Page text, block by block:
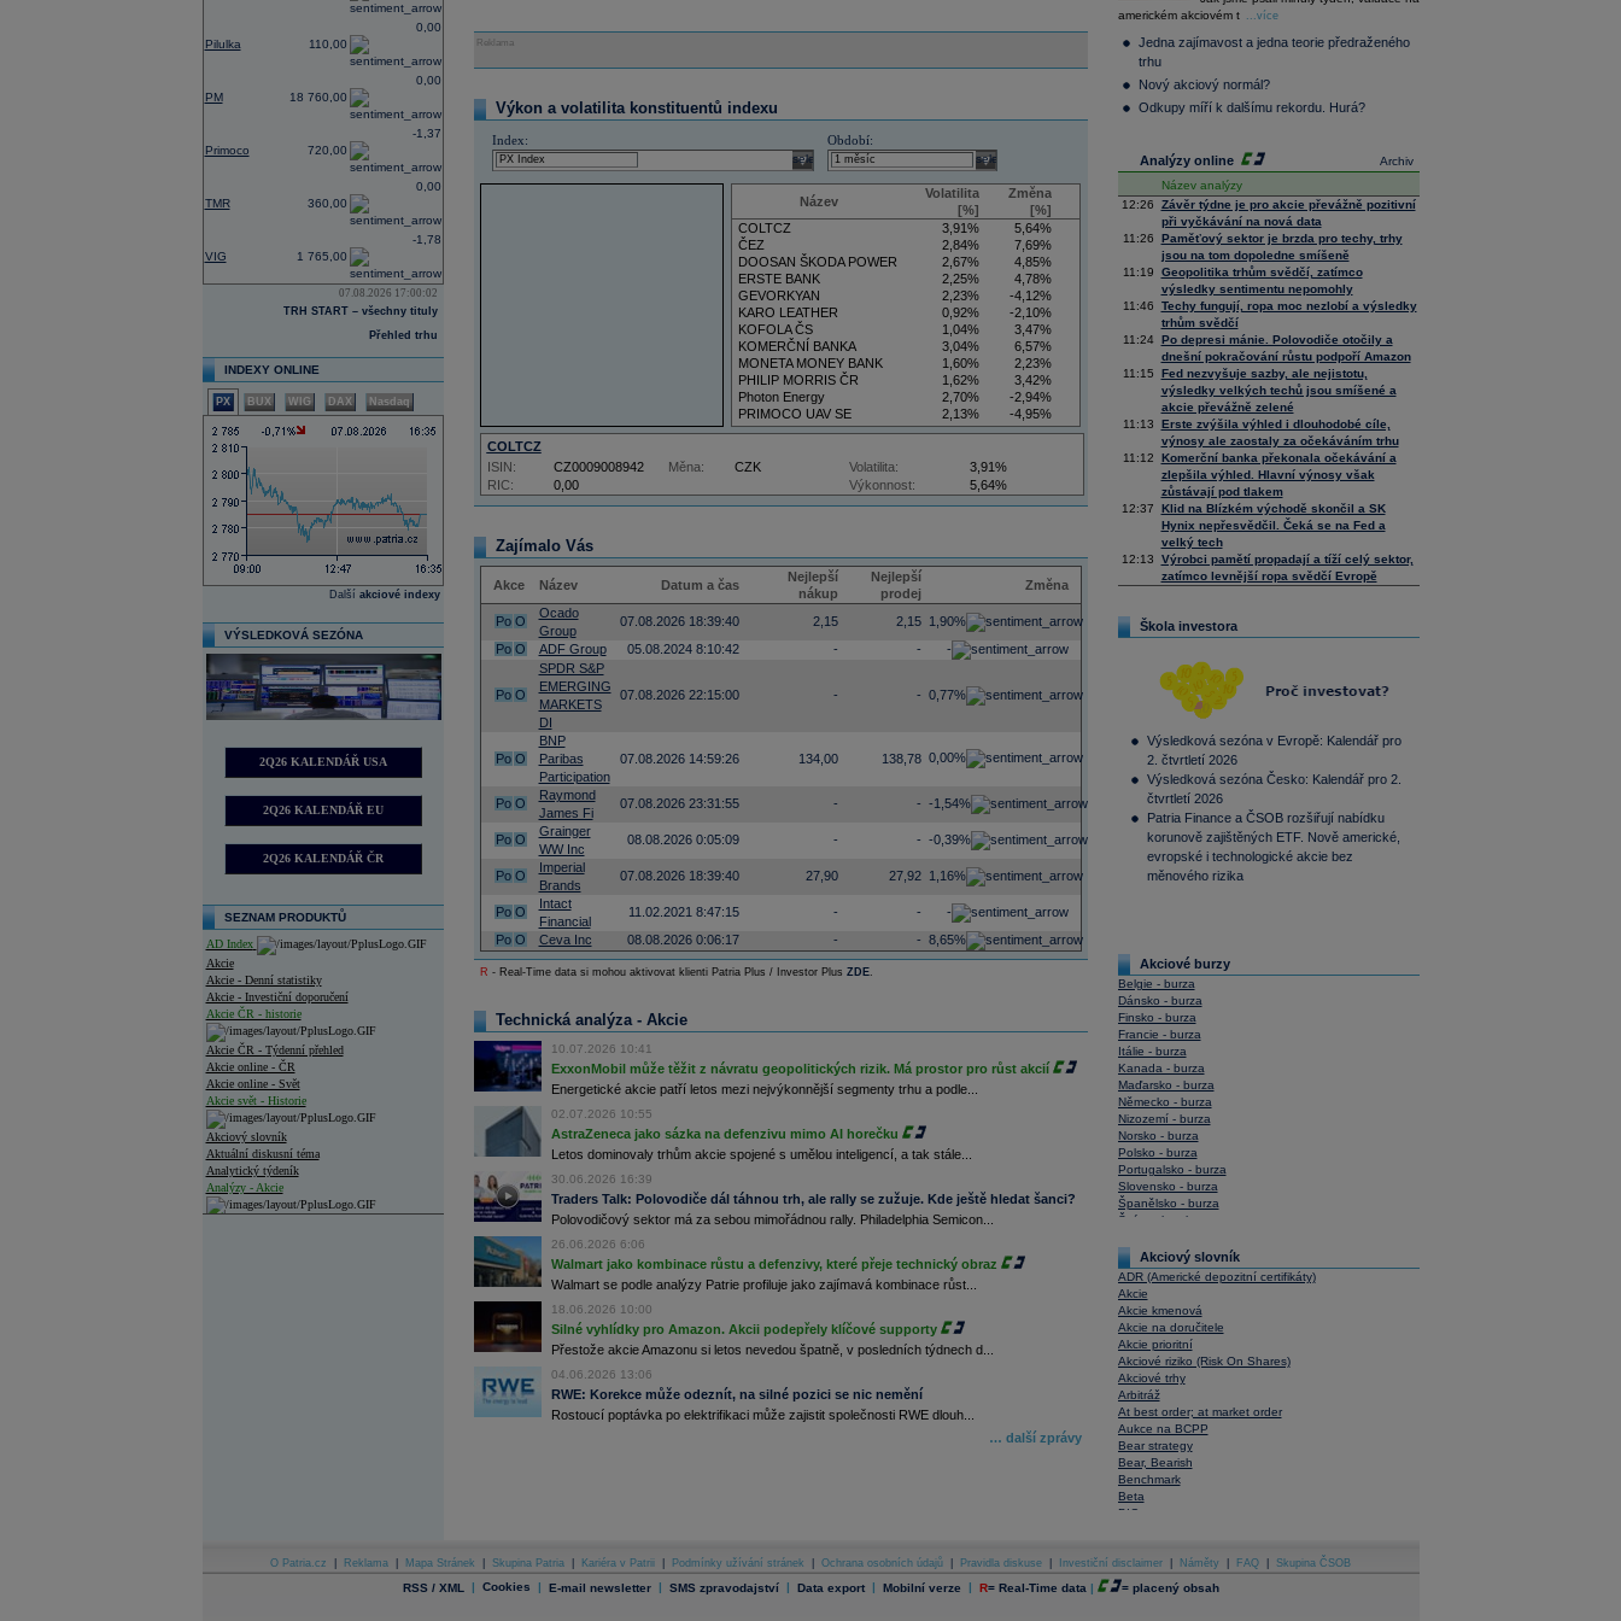
Pilulka 110,00
0,00
PM 18 760,00
0,00
Primoco 720,00
-1,37
TMR 360,00
0,00
VIG 1 765,00
-1,78
07.08.2026 17:00:02
TRH START – všechny tituly
Přehled trhu
INDEXY ONLINE
PX BUX WIG DAX Nasdaq
Další akciové indexy
VÝSLEDKOVÁ SEZÓNA
2Q26 KALENDÁŘ USA
2Q26 KALENDÁŘ EU
2Q26 KALENDÁŘ ČR
SEZNAM PRODUKTŮ
AD Index
Akcie
Akcie - Denní statistiky
Akcie - Investiční doporučení
Akcie ČR - historie
Akcie ČR - Týdenní přehled
Akcie online - ČR
Akcie online - Svět
Akcie svět - Historie
Akciový slovník
Aktuální diskusní téma
Analytický týdeník
Analýzy - Akcie
Archiv - Měsíční makroekonomické přehledy
Reklama
Výkon a volatilita konstituentů indexu
Index:
select
Období:
select
Název
Volatilita
[%]
Změna
[%]
COLTCZ
3,91%
5,64%
ČEZ
2,84%
7,69%
DOOSAN ŠKODA POWER
2,67%
4,85%
ERSTE BANK
2,25%
4,78%
GEVORKYAN
2,23%
-4,12%
KARO LEATHER
0,92%
-2,10%
KOFOLA ČS
1,04%
3,47%
KOMERČNÍ BANKA
3,04%
6,57%
MONETA MONEY BANK
1,60%
2,23%
PHILIP MORRIS ČR
1,62%
3,42%
Photon Energy
2,70%
-2,94%
PRIMOCO UAV SE
2,13%
-4,95%
VIG
4,09%
11,61%
COLTCZ
RIC: 0,00
ISIN: CZ0009008942 Měna: CZK Volatilita:
3,91%
Výkonnost:
5,64%
Zajímalo Vás
Akce Název Datum a čas
Nejlepší
nákup
Nejlepší
prodej
Změna
Po O
Ocado
Group
07.08.2026 18:39:40 2,15 2,15
1,90%
Po O ADF Group 05.08.2024 8:10:42 - - -
Po O
SPDR S&P
EMERGING
MARKETS
DI
07.08.2026 22:15:00 - - 0,77%
Po O
BNP
Paribas
Participation
07.08.2026 14:59:26 134,00 138,78 0,00%
Po O
Raymond
James Fi
07.08.2026 23:31:55 - - -1,54%
Po O
Grainger
WW Inc
08.08.2026 0:05:09 - - -0,39%
Po O
Imperial
Brands
07.08.2026 18:39:40 27,90 27,92 1,16%
Po O
Intact
Financial
11.02.2021 8:47:15 - -
-
Po O Ceva Inc 08.08.2026 0:06:17 - - 8,65%
R - Real-Time data si mohou aktivovat klienti Patria Plus / Investor Plus ZDE.
Technická analýza - Akcie
10.07.2026 10:41
ExxonMobil může těžit z návratu geopolitických rizik. Má prostor pro růst akcií
Energetické akcie patří letos mezi nejvýkonnější segmenty trhu a podle...
02.07.2026 10:55
AstraZeneca jako sázka na defenzivu mimo AI horečku
Letos dominovaly trhům akcie spojené s umělou inteligencí, a tak stále...
30.06.2026 16:39
Traders Talk: Polovodiče dál táhnou trh, ale rally se zužuje. Kde ještě hledat šanci?
Polovodičový sektor má za sebou mimořádnou rally. Philadelphia Semicon...
26.06.2026 6:06
Walmart jako kombinace růstu a defenzivy, které přeje technický obraz
Walmart se podle analýzy Patrie profiluje jako zajímavá kombinace růst...
18.06.2026 10:00
Silné vyhlídky pro Amazon. Akcii podepřely klíčové supporty
Přestože akcie Amazonu si letos nevedou špatně, v posledních týdnech d...
04.06.2026 13:06
RWE: Korekce může odeznít, na silné pozici se nic nemění
Rostoucí poptávka po elektrifikaci může zajistit společnosti RWE dlouh...
… další zprávy
Composite
36 376,54 0,66
Tecdax
Performance
index
4 068,78
americkém akciovém t
...více
Jedna zajímavost a jedna teorie předraženého
trhu
Nový akciový normál?
Odkupy míří k dalšímu rekordu. Hurá?
Archiv
Analýzy online
Název analýzy
12:26
Závěr týdne je pro akcie převážně pozitivní
při vyčkávání na nová data
11:26
Paměťový sektor je brzda pro techy, trhy
jsou na tom dopoledne smíšeně
11:19
Geopolitika trhům svědčí, zatímco
výsledky sentimentu nepomohly
11:46
Techy fungují, ropa moc nezlobí a výsledky
trhům svědčí
11:24
Po depresi mánie. Polovodiče otočily a
dnešní pokračování růstu podpoří Amazon
11:15
Fed nezvyšuje sazby, ale nejistotu,
výsledky velkých techů jsou smíšené a
akcie převážně zelené
11:13
Erste zvýšila výhled i dlouhodobé cíle,
výnosy ale zaostaly za očekáváním trhu
11:12
Komerční banka překonala očekávání a
zlepšila výhled. Hlavní výnosy však
zůstávají pod tlakem
12:37
Klid na Blízkém východě skončil a SK
Hynix nepřesvědčil. Čeká se na Fed a
velký tech
12:13
Výrobci pamětí propadají a tíží celý sektor,
zatímco levnější ropa svědčí Evropě
Škola investora
Výsledková sezóna v Evropě: Kalendář pro
2. čtvrtletí 2026
Výsledková sezóna Česko: Kalendář pro 2.
čtvrtletí 2026
Patria Finance a ČSOB rozšiřují nabídku
korunově zajištěných ETF. Nově americké,
evropské i technologické akcie bez
měnového rizika
Akciové burzy
Belgie - burza
Dánsko - burza
Finsko - burza
Francie - burza
Itálie - burza
Kanada - burza
Maďarsko - burza
Německo - burza
Nizozemí - burza
Norsko - burza
Polsko - burza
Portugalsko - burza
Slovensko - burza
Španělsko - burza
Švýcarsko - burza
Akciový slovník
ADR (Americké depozitní certifikáty)
Akcie
Akcie kmenová
Akcie na doručitele
Akcie prioritní
Akciové riziko (Risk On Shares)
Akciové trhy
Arbitráž
At best order; at market order
Aukce na BCPP
Bear strategy
Bear, Bearish
Benchmark
Beta
BIC
Bonita
Book To Bill Ratio
Book Value
O Patria.cz Reklama Mapa Stránek Skupina Patria Kariéra v Patrii Podmínky užívání stránek Ochrana osobních údajů Pravidla diskuse Investiční disclaimer Náměty FAQ Skupina ČSOB
RSS / XML | Cookies | E-mail newsletter | SMS zpravodajství | Data export | Mobilní verze | R= Real-Time data | = placený obsah